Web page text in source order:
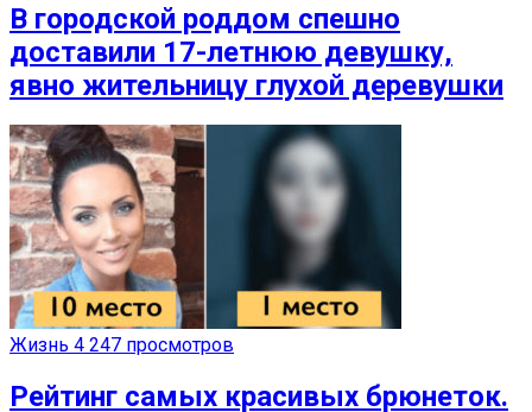
В городской роддом спешно
доставили 17-летнюю девушку,
явно жительницу глухой деревушки
Жизнь 4 247 просмотров
Рейтинг самых красивых брюнеток.